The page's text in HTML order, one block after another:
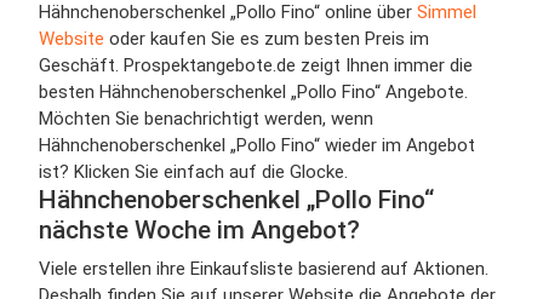
Hähnchenoberschenkel „Pollo Fino“ online über Simmel
Website oder kaufen Sie es zum besten Preis im
Geschäft. Prospektangebote.de zeigt Ihnen immer die
besten Hähnchenoberschenkel „Pollo Fino“ Angebote.
Möchten Sie benachrichtigt werden, wenn
Hähnchenoberschenkel „Pollo Fino“ wieder im Angebot
ist? Klicken Sie einfach auf die Glocke.
Hähnchenoberschenkel „Pollo Fino“
nächste Woche im Angebot?
Viele erstellen ihre Einkaufsliste basierend auf Aktionen.